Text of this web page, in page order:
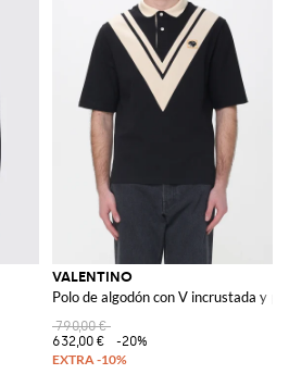
VALENTINO
Polo de algodón con V incrustada y
790,00 €
632,00 €
-20%